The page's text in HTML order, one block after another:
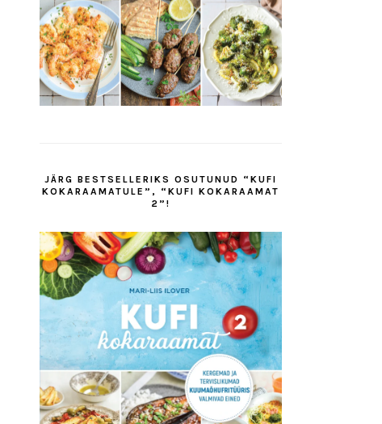
JÄRG BESTSELLERIKS OSUTUNUD “KUFI
KOKARAAMATULE”, “KUFI KOKARAAMAT
2”!